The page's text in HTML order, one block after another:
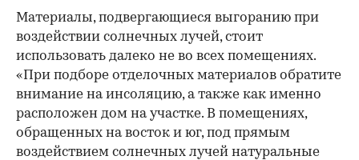
Материалы, подвергающиеся выгоранию при
воздействии солнечных лучей, стоит
использовать далеко не во всех помещениях.
«При подборе отделочных материалов обратите
внимание на инсоляцию, а также как именно
расположен дом на участке. В помещениях,
обращенных на восток и юг, под прямым
воздействием солнечных лучей натуральные